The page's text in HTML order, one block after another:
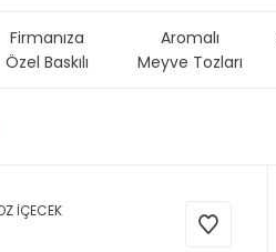
Firmanıza
Özel Baskılı
Aromalı
Meyve Tozları